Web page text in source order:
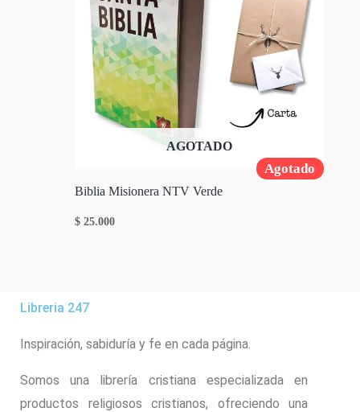
Agotado
AGOTADO
Biblia Misionera NTV Verde
$ 25.000
Libreria 247
Inspiración, sabiduría y fe en cada página.
Somos una librería cristiana especializada en
productos religiosos cristianos, ofreciendo una